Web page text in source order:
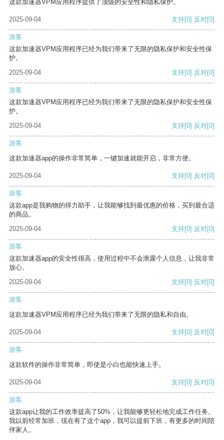
这款加速器VPM应用程序提供了顶级的安全性和隐私保护。
2025-09-04 支持[0] 反对[0]
游客
这款加速器VPM应用程序已经为我们带来了无限的隐私保护和安全性保
护。
2025-09-04
支持[0] 反对[0]
游客
这款加速器VPM应用程序已经为我们带来了无限的隐私保护和安全性保
护。
2025-09-04
支持[0] 反对[0]
游客
这款加速器app的操作非常简单，一键加速就能开启，非常方便。
2025-09-04 支持[0] 反对[0]
游客
这款app是我购物的得力助手，让我能够找到最优惠的价格，买到最合适
的商品。
2025-09-04
支持[0] 反对[0]
游客
这款加速器app的安全性很高，使用过程中不会泄露个人信息，让我非常
放心。
2025-09-04
支持[0] 反对[0]
游客
这款加速器VPM应用程序已经为我们带来了无限的隐私和自由。
2025-09-04 支持[0] 反对[0]
游客
这款软件的操作非常简单，即使是小白也能快速上手。
2025-09-04 支持[0] 反对[0]
游客
这款app让我的工作效率提高了50%，让我能够更轻松地完成工作任务。
我以前经常加班，现在有了这个app，我可以提前下班，有更多的时间陪
伴家人。